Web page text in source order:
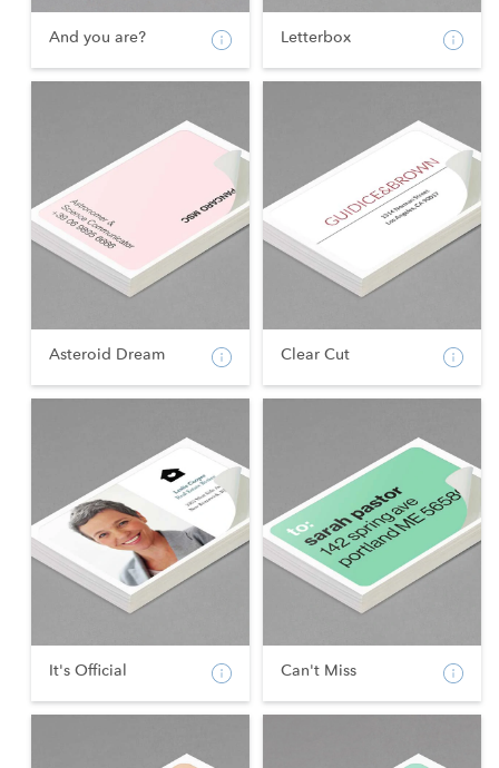
And you are? Letterbox
Asteroid Dream Clear Cut
It's Official Can't Miss